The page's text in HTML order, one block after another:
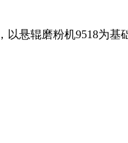
悬辊磨粉机9518为基